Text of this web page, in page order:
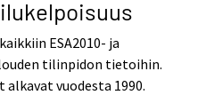
ESA2010- ja
tilinpidon tietoihin.
vuodesta 1990.